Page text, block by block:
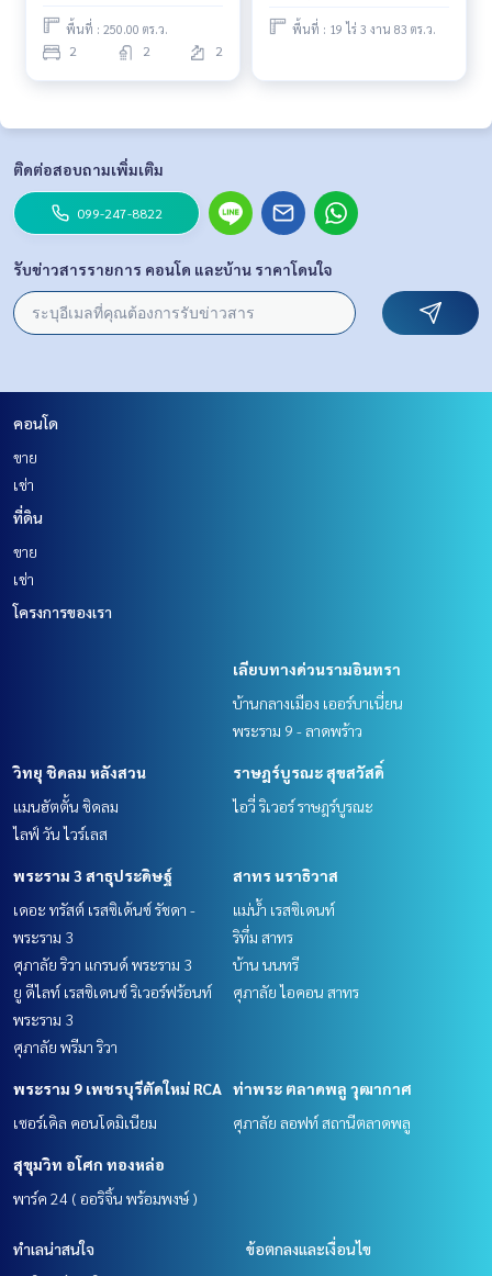
พื้นที่ : 250.00 ตร.ว.
2 2 2
พื้นที่ : 19 ไร่ 3 งาน 83 ตร.ว.
ติดต่อสอบถามเพิ่มเติม
099-247-8822
รับข่าวสารรายการ คอนโด และบ้าน ราคาโดนใจ
คอนโด
ขาย
เช่า
ที่ดิน
ขาย
เช่า
โครงการของเรา
เลียบทางด่วนรามอินทรา
บ้านกลางเมือง เออร์บาเนี่ยน
พระราม 9 - ลาดพร้าว
วิทยุ ชิดลม หลังสวน
แมนฮัตตั้น ชิดลม
ไลฟ์ วัน ไวร์เลส
ราษฎร์บูรณะ สุขสวัสดิ์
ไอวี่ ริเวอร์ ราษฎร์บูรณะ
พระราม 3 สาธุประดิษฐ์
เดอะ ทรัสต์ เรสซิเด้นซ์ รัชดา -
พระราม 3
ศุภาลัย ริวา แกรนด์ พระราม 3
ยู ดีไลท์ เรสซิเดนซ์ ริเวอร์ฟร้อนท์
พระราม 3
ศุภาลัย พรีมา ริวา
สาทร นราธิวาส
แม่น้ำ เรสซิเดนท์
ริทึ่ม สาทร
บ้าน นนทรี
ศุภาลัย ไอคอน สาทร
พระราม 9 เพชรบุรีตัดใหม่ RCA
เซอร์เคิล คอนโดมิเนียม
ท่าพระ ตลาดพลู วุฒากาศ
ศุภาลัย ลอฟท์ สถานีตลาดพลู
สุขุมวิท อโศก ทองหล่อ
พาร์ค 24 ( ออริจิ้น พร้อมพงษ์ )
ทำเลน่าสนใจ
ข้อตกลงและเงื่อนไข